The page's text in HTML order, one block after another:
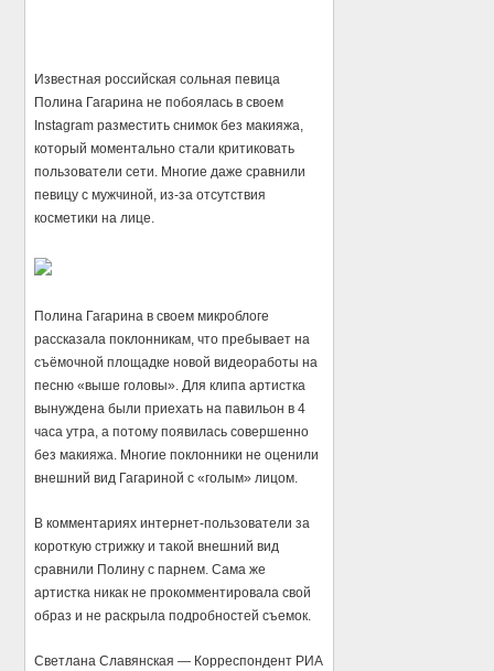
Известная российская сольная певица
Полина Гагарина не побоялась в своем
Instagram разместить снимок без макияжа,
который моментально стали критиковать
пользователи сети. Многие даже сравнили
певицу с мужчиной, из-за отсутствия
косметики на лице.
Полина Гагарина в своем микроблоге
рассказала поклонникам, что пребывает на
съёмочной площадке новой видеоработы на
песню «выше головы». Для клипа артистка
вынуждена были приехать на павильон в 4
часа утра, а потому появилась совершенно
без макияжа. Многие поклонники не оценили
внешний вид Гагариной с «голым» лицом.
В комментариях интернет-пользователи за
короткую стрижку и такой внешний вид
сравнили Полину с парнем. Сама же
артистка никак не прокомментировала свой
образ и не раскрыла подробностей съемок.
Светлана Славянская — Корреспондент РИА